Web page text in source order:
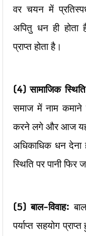
वर चयन में
अपितु धन ही
प्राप्त होता है।
(4)सामाजिक
समाज में नाम
करने लगे और आज यह
अधिकाधिक धन देना
स्थिति पर पानी फिर
(5)बाल-विवाह:
पर्याप्त सहयोग